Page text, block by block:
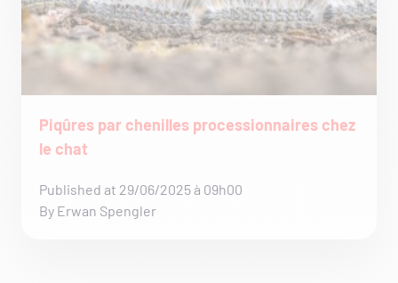
Piqûres par chenilles processionnaires chez
le chat
Published at 29/06/2025 à 09h00
By Erwan Spengler